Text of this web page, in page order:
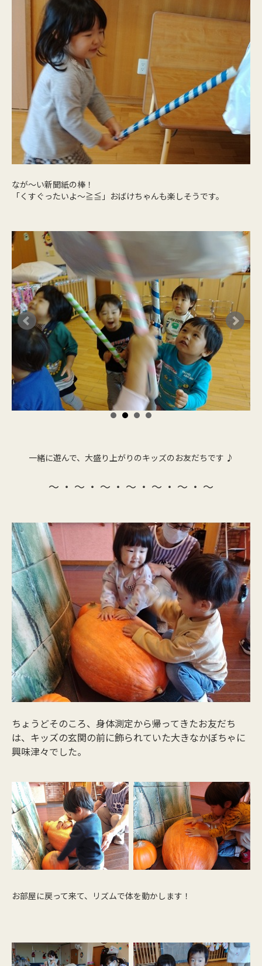
なが～い新聞紙の棒！
「くすぐったいよ～≧≦」おばけちゃんも楽しそうです。
一緒に遊んで、大盛り上がりのキッズのお友だちです ♪
～ ・ ～ ・ ～ ・ ～ ・ ～ ・ ～ ・ ～
ちょうどそのころ、身体測定から帰ってきたお友だち
は、キッズの玄関の前に飾られていた大きなかぼちゃに
興味津々でした。
お部屋に戻って来て、リズムで体を動かします！